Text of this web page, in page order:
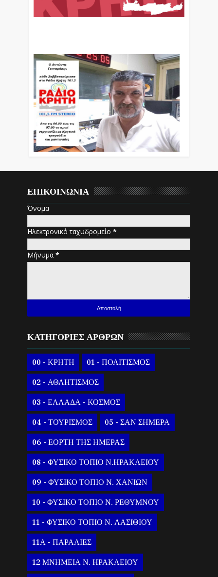
ΕΠΙΚΟΙΝΩΝΙΑ
Όνομα
Ηλεκτρονικό ταχυδρομείο*
Μήνυμα*
ΚΑΤΗΓΟΡΙΕΣ ΑΡΘΡΩΝ
00 - ΚΡΗΤΗ 01 - ΠΟΛΙΤΙΣΜΟΣ
02 - ΑΘΛΗΤΙΣΜΟΣ
03 - ΕΛΛΑΔΑ - ΚΟΣΜΟΣ
04 - ΤΟΥΡΙΣΜΟΣ 05 - ΣΑΝ ΣΗΜΕΡΑ
06 - ΕΟΡΤΗ ΤΗΣ ΗΜΕΡΑΣ
08 - ΦΥΣΙΚΟ ΤΟΠΙΟ Ν.ΗΡΑΚΛΕΙΟΥ
09 - ΦΥΣΙΚΟ ΤΟΠΙΟ Ν. ΧΑΝΙΩΝ
10 - ΦΥΣΙΚΟ ΤΟΠΙΟ Ν. ΡΕΘΥΜΝΟΥ
11 - ΦΥΣΙΚΟ ΤΟΠΙΟ Ν. ΛΑΣΙΘΙΟΥ
11Α - ΠΑΡΑΛΙΕΣ
12 ΜΝΗΜΕΙΑ Ν. ΗΡΑΚΛΕΙΟΥ